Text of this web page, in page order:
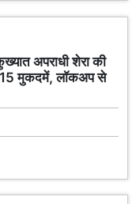
अपराधी शेरा की
15 मुकदमें, लॉकअप से